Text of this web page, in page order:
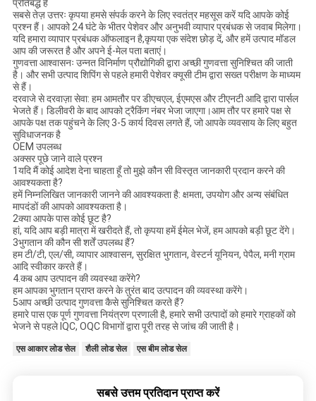
प्रतिबद्ध हैं
सबसे तेज़ उत्तरः कृपया हमसे संपर्क करने के लिए स्वतंत्र महसूस करें यदि आपके कोई
प्रश्न हैं। आपको 24 घंटे के भीतर पेशेवर और अनुभवी व्यापार प्रबंधक से जवाब मिलेगा।
यदि हमारा व्यापार प्रबंधक ऑफलाइन है,कृपया एक संदेश छोड़ दें, और हमें उत्पाद मॉडल
आप की जरूरत है और अपने ई-मेल पता बताएं।
गुणवत्ता आश्वासनः उन्नत विनिर्माण प्रौद्योगिकी द्वारा अच्छी गुणवत्ता सुनिश्चित की जाती
है। और सभी उत्पाद शिपिंग से पहले हमारी पेशेवर क्यूसी टीम द्वारा सख्त परीक्षण के माध्यम
से हैं।
दरवाजे से दरवाज़ा सेवा: हम आमतौर पर डीएचएल, ईएमएस और टीएनटी आदि द्वारा पार्सल
भेजते हैं। डिलीवरी के बाद आपको ट्रैकिंग नंबर भेजा जाएगा।आम तौर पर हमारे पक्ष से
आपके पक्ष तक पहुंचने के लिए 3-5 कार्य दिवस लगते हैं, जो आपके व्यवसाय के लिए बहुत
सुविधाजनक है
OEM उपलब्ध
अक्सर पूछे जाने वाले प्रश्न
1यदि मैं कोई आदेश देना चाहता हूँ तो मुझे कौन सी विस्तृत जानकारी प्रदान करने की
आवश्यकता है?
हमें निम्नलिखित जानकारी जानने की आवश्यकता है: क्षमता, उपयोग और अन्य संबंधित
मापदंडों की आपको आवश्यकता है।
2क्या आपके पास कोई छूट है?
हां, यदि आप बड़ी मात्रा में खरीदते हैं, तो कृपया हमें ईमेल भेजें, हम आपको बड़ी छूट देंगे।
3भुगतान की कौन सी शर्तें उपलब्ध हैं?
हम टी/टी, एल/सी, व्यापार आश्वासन, सुरक्षित भुगतान, वेस्टर्न यूनियन, पेपैल, मनी ग्राम
आदि स्वीकार करते हैं।
4.कब आप उत्पादन की व्यवस्था करेंगे?
हम आपका भुगतान प्राप्त करने के तुरंत बाद उत्पादन की व्यवस्था करेंगे।
5आप अच्छी उत्पाद गुणवत्ता कैसे सुनिश्चित करते हैं?
हमारे पास एक पूर्ण गुणवत्ता नियंत्रण प्रणाली है, हमारे सभी उत्पादों को हमारे ग्राहकों को
भेजने से पहले IQC, OQC विभागों द्वारा पूरी तरह से जांच की जाती है।
एस आकार लोड सेल शैली लोड सेल एस बीम लोड सेल
सबसे उत्तम प्रतिदान प्राप्त करें